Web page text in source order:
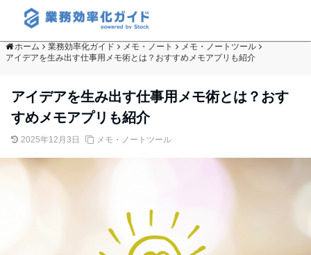
ホーム 業務効率化ガイド メモ・ノート
メモ・ノートツール
アイデアを生み出す仕事用メモ術とは？おすすめメモアプリも紹介
アイデアを生み出す仕事用メモ術とは？おす
すめメモアプリも紹介
2025年12月3日 メモ・ノートツール